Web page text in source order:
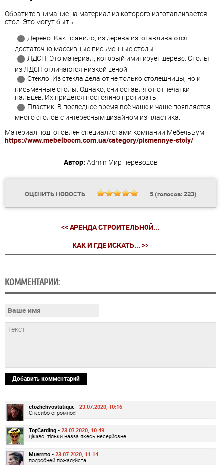
Обратите внимание на материал из которого изготавливается
стол. Это могут быть:
Дерево. Как правило, из дерева изготавливаются
достаточно массивные письменные столы.
ЛДСП. Это материал, который имитирует дерево. Столы
из ЛДСП отличаются низкой ценой.
Стекло. Из стекла делают не только столешницы, но и
письменные столы. Однако, они оставляют отпечатки
пальцев. Их придётся постоянно протирать.
Пластик. В последнее время всё чаще и чаще появляется
много столов с интересным дизайном из пластика.
Материал подготовлен специалистами компании МебельБум
https://www.mebelboom.com.ua/category/pismennye-stoly/
Автор: Admin Мир переводов
ОЦЕНИТЬ НОВОСТЬ 5(голосов: 223)
<< АРЕНДА СТРОИТЕЛЬНОЙ...
КАК И ГДЕ ИСКАТЬ... >>
КОММЕНТАРИИ:
Добавить комментарий
etozhehvostatique - 23.07.2020, 10:16
Спасибо огромное!
TopCarding - 23.07.2020, 10:49
цікаво. тільки назва якесь несерйозне.
Muerrrto - 23.07.2020, 11:14
подробней пожалуйста